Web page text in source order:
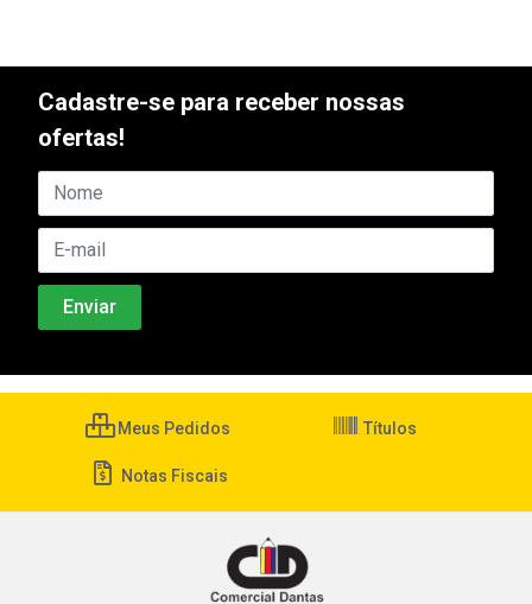
Cadastre-se para receber nossas
ofertas!
Meus Pedidos Títulos
Notas Fiscais